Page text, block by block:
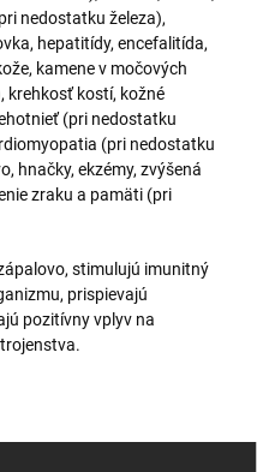
nedostatku železa),
hepatitídy, encefalitída,
kamene v močových
krehkosť kostí, kožné
(pri nedostatku
(pri nedostatku
hnačky, ekzémy, zvýšená
zraku a pamäti (pri
stimulujú imunitný
prispievajú
pozitívny vplyv na